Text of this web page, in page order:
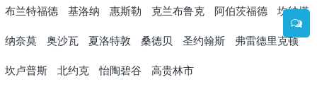
布兰特福德 基洛纳 惠斯勒 克兰布鲁克 阿伯茨福德 坎纳塔
纳奈莫 奥沙瓦 夏洛特敦 桑德贝 圣约翰斯 弗雷德里克顿
坎卢普斯 北约克 怡陶碧谷 高贵林市